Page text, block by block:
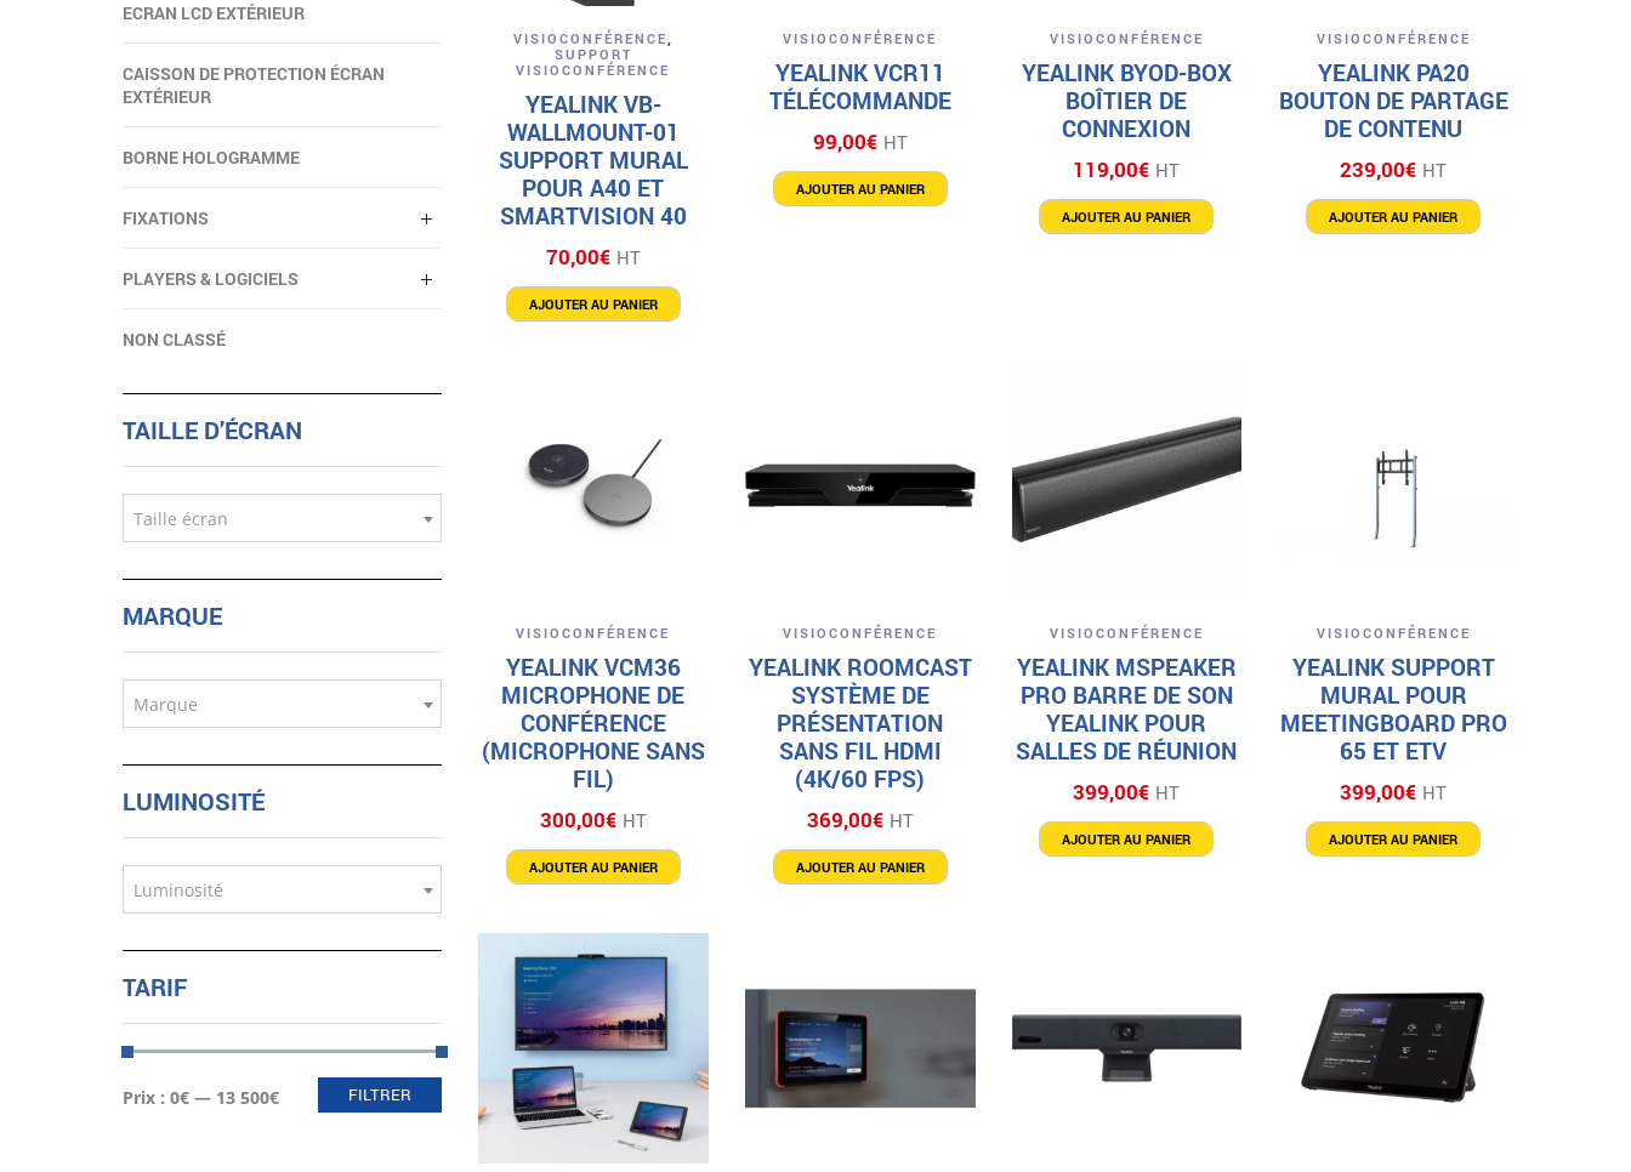
Aperçu
VISIOCONFÉRENCE,
SUPPORT
VISIOCONFÉRENCE
YEALINK VB-
WALLMOUNT-01
SUPPORT MURAL
POUR A40 ET
SMARTVISION 40
70,00€ HT
AJOUTER AU PANIER
Aperçu
VISIOCONFÉRENCE
YEALINK VCR11
TÉLÉCOMMANDE
99,00€ HT
AJOUTER AU PANIER
Aperçu
VISIOCONFÉRENCE
YEALINK BYOD-BOX
BOÎTIER DE
CONNEXION
119,00€ HT
AJOUTER AU PANIER
Aperçu
VISIOCONFÉRENCE
YEALINK PA20
BOUTON DE PARTAGE
DE CONTENU
239,00€ HT
AJOUTER AU PANIER
Aperçu
VISIOCONFÉRENCE
YEALINK VCM36
MICROPHONE DE
CONFÉRENCE
(MICROPHONE SANS
FIL)
300,00€ HT
AJOUTER AU PANIER
Aperçu
VISIOCONFÉRENCE
YEALINK ROOMCAST
SYSTÈME DE
PRÉSENTATION
SANS FIL HDMI
(4K/60 FPS)
369,00€ HT
AJOUTER AU PANIER
Aperçu
VISIOCONFÉRENCE
YEALINK MSPEAKER
PRO BARRE DE SON
YEALINK POUR
SALLES DE RÉUNION
399,00€ HT
AJOUTER AU PANIER
Aperçu
VISIOCONFÉRENCE
YEALINK SUPPORT
MURAL POUR
MEETINGBOARD PRO
65 ET ETV
399,00€ HT
AJOUTER AU PANIER
ECRAN LCD EXTÉRIEUR
CAISSON DE PROTECTION ÉCRAN
EXTÉRIEUR
BORNE HOLOGRAMME
FIXATIONS
PLAYERS & LOGICIELS
NON CLASSÉ
TAILLE D’ÉCRAN
Taille écran
MARQUE
Marque
LUMINOSITÉ
Luminosité
TARIF
min
max FILTRER
Prix : 0€ — 13 500€